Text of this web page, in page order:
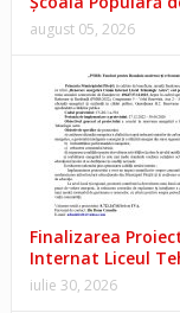
august 05, 2026
Finalizarea
Internat Liceul
iulie 30, 2026